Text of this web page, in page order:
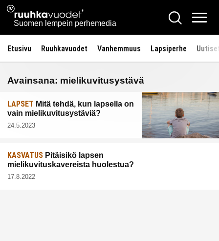
Siirry
sisältöön
Ruuhkavuodet.fi
Suomen lempein perhemedia
Hae
Etusivu Ruuhkavuodet Vanhemmuus Lapsiperhe
Avainsana: mielikuvitusystävä
LAPSET Mitä tehdä, kun lapsella on
vain mielikuvitusystäviä?
24.5.2023
KASVATUS Pitäisikö lapsen
mielikuvituskavereista huolestua?
17.8.2022